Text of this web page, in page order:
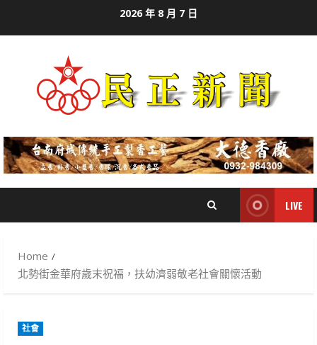
2026 年 8 月 7 日
LIVE
Home
北勢街金華府歲末祝福，扶幼濟弱敬老社會關懷活動
社會